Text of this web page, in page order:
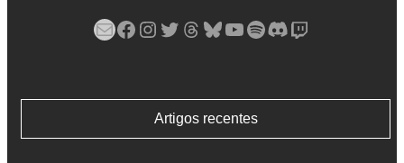
Mail Facebook Instagram Twitter Threads Bluesky YouTube Spotify Discord Twitch
Artigos recentes